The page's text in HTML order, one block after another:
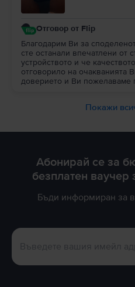
Отговор от Flip
Благодарим Ви за
сте останали впечатлени от
устройството и че
отговорило на очакванията
доверието и Ви пожелаваме
Покажи
Абонирай се за
безплатен ваучер
Бъди информиран за